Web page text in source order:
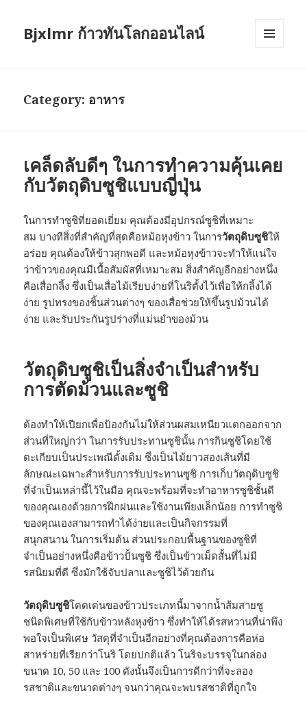
Bjxlmr ก้าวทันโลกออนไลน์
Category: อาหาร
เคล็ดลับดีๆ ในการทำความคุ้นเคย
กับวัตถุดิบซูชิแบบญี่ปุ่น
ในการทำซูชิที่ยอดเยี่ยม คุณต้องมีอุปกรณ์ซูชิที่เหมาะ
สม บางทีสิ่งที่สำคัญที่สุดคือหม้อหุงข้าว ในการวัตถุดิบซูชิให้
อร่อย คุณต้องให้ข้าวสุกพอดี และหม้อหุงข้าวจะทำให้แน่ใจ
ว่าข้าวของคุณมีเนื้อสัมผัสที่เหมาะสม สิ่งสำคัญอีกอย่างหนึ่ง
คือเสื่อกลิ้ง ซึ่งเป็นเสื่อไม้เรียบง่ายที่โนริตั้งไว้เพื่อให้กลิ้งได้
ง่าย รูปทรงของชิ้นส่วนต่างๆ ของเสื่อช่วยให้ขึ้นรูปม้วนได้
ง่าย และรับประกันรูปร่างที่แม่นยำของม้วน
วัตถุดิบซูชิเป็นสิ่งจำเป็นสำหรับ
การตัดม้วนและซูชิ
ต้องทำให้เปียกเพื่อป้องกันไม่ให้ส่วนผสมเหนียวแตกออกจาก
ส่วนที่ใหญ่กว่า ในการรับประทานซูชินั้น การกินซูชิโดยใช้
ตะเกียบเป็นประเพณีดั้งเดิม ซึ่งเป็นไม้ยาวสองเส้นที่มี
ลักษณะเฉพาะสำหรับการรับประทานซูชิ การเก็บวัตถุดิบซูชิ
ที่จำเป็นเหล่านี้ไว้ในมือ คุณจะพร้อมที่จะทำอาหารซูชิชั้นดี
ของคุณเองด้วยการฝึกฝนและใช้งานเพียงเล็กน้อย การทำซูชิ
ของคุณเองสามารถทำได้ง่ายและเป็นกิจกรรมที่
สนุกสนาน ในการเริ่มต้น ส่วนประกอบพื้นฐานของซูชิที่
จำเป็นอย่างหนึ่งคือข้าวปั้นซูชิ ซึ่งเป็นข้าวเม็ดสั้นที่ไม่มี
รสนิยมที่ดี ซึ่งมักใช้จับปลาและซูชิไว้ด้วยกัน
วัตถุดิบซูชิโดดเด่นของข้าวประเภทนี้มาจากน้ำส้มสายชู
ชนิดพิเศษที่ใช้กับข้าวหลังหุงข้าว ซึ่งทำให้ได้รสหวานที่น่าพึง
พอใจเป็นพิเศษ วัสดุที่จำเป็นอีกอย่างที่คุณต้องการคือห่อ
สาหร่ายที่เรียกว่าโนริ โดยปกติแล้ว โนริจะบรรจุในกล่อง
ขนาด 10, 50 และ 100 ดังนั้นจึงเป็นการดีกว่าที่จะลอง
รสชาติและขนาดต่างๆ จนกว่าคุณจะพบรสชาติที่ถูกใจ